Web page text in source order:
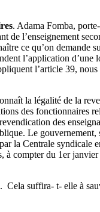
. Adama Fomba,
de l’enseignement
ce qu’on demande
l’application d’une
l’article 39,
la légalité de la
des fonctionnaires
des
Le gouvernement,
la Centrale syndicale
à compter du 1er
Cela suffira- t- elle à